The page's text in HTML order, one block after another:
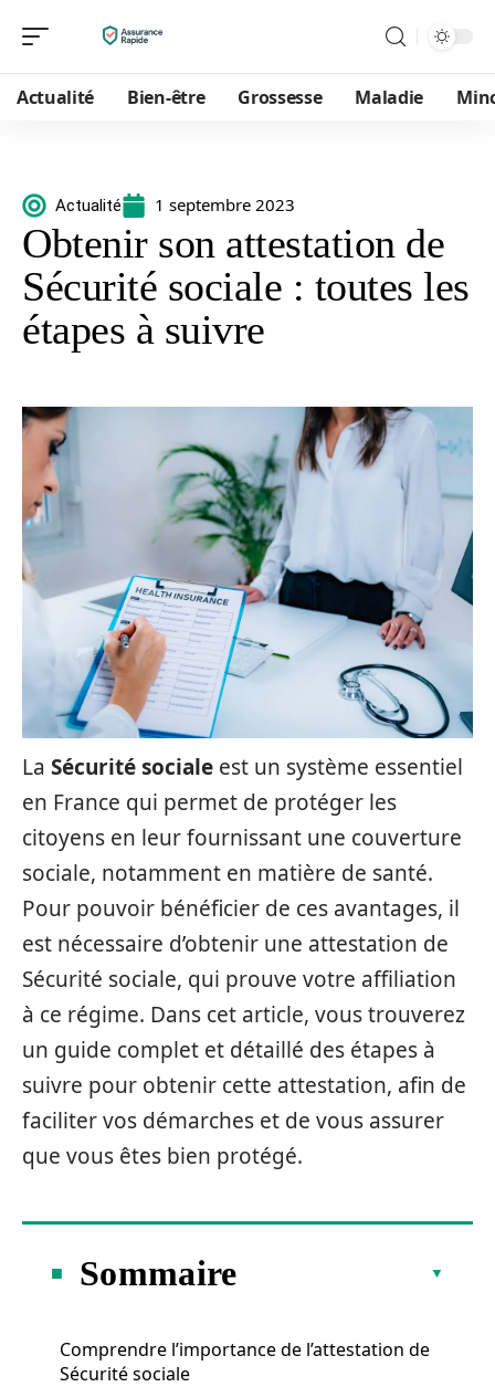
Actualité Bien-être Grossesse Maladie
Actualité 1 septembre 2023
Obtenir son attestation de
Sécurité sociale : toutes les
étapes à suivre
La Sécurité sociale est un système essentiel
en France qui permet de protéger les
citoyens en leur fournissant une couverture
sociale, notamment en matière de santé.
Pour pouvoir bénéficier de ces avantages, il
est nécessaire d’obtenir une attestation de
Sécurité sociale, qui prouve votre affiliation
à ce régime. Dans cet article, vous trouverez
un guide complet et détaillé des étapes à
suivre pour obtenir cette attestation, afin de
faciliter vos démarches et de vous assurer
que vous êtes bien protégé.
Sommaire
Comprendre l’importance de l’attestation de
Sécurité sociale